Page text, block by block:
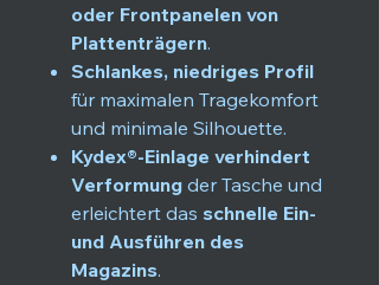
oder Frontpanelen von
Plattenträgern.
Schlankes, niedriges Profil
für maximalen Tragekomfort
und minimale Silhouette.
Kydex®-Einlage verhindert
Verformung der Tasche und
erleichtert das schnelle Ein-
und Ausführen des
Magazins.